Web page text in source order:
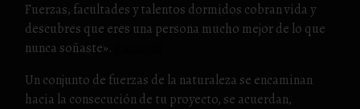
Fuerzas, facultades y talentos dormidos cobran vida y
descubres que eres una persona mucho mejor de lo que
nunca soñaste».
Un conjunto de fuerzas de la naturaleza se encaminan
hacia la consecución de tu proyecto, se acuerdan,